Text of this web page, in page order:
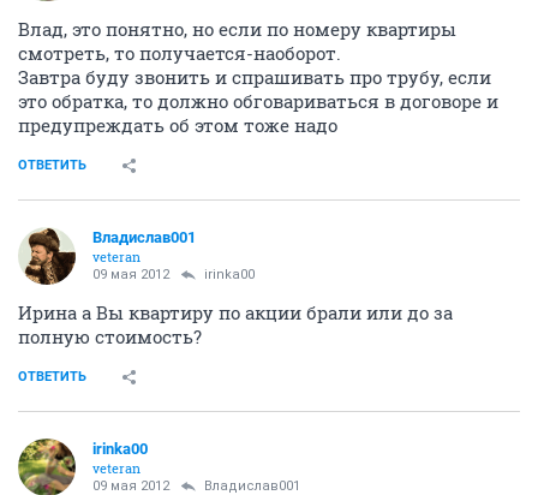
Влад, это понятно, но если по номеру квартиры
смотреть, то получается-наоборот.
Завтра буду звонить и спрашивать про трубу, если
это обратка, то должно обговариваться в договоре и
предупреждать об этом тоже надо
ОТВЕТИТЬ
Владислав001
veteran
09 мая 2012 irinka00
Ирина а Вы квартиру по акции брали или до за
полную стоимость?
ОТВЕТИТЬ
irinka00
veteran
09 мая 2012 Владислав001